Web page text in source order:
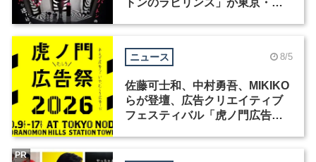
ニュース 8/5
佐藤可士和、中村勇吾、MIKIKO
らが登壇、広告クリエイティブ
フェスティバル「虎ノ門広告
PR